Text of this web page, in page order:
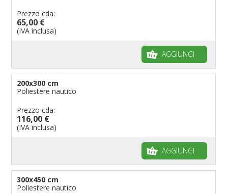
Prezzo cda:
65,00 €
(IVA inclusa)
AGGIUNGI
200x300 cm
Poliestere nautico
Prezzo cda:
116,00 €
(IVA inclusa)
AGGIUNGI
300x450 cm
Poliestere nautico